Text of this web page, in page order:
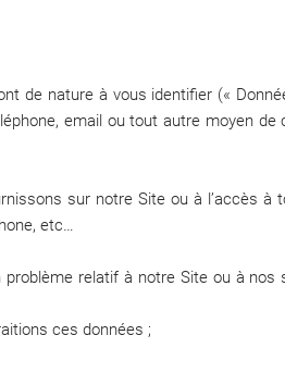
de nature à vous identifier («
email ou tout autre moyen
sur notre Site ou à l’accès
etc…
relatif à notre Site ou à nos
ces données ;